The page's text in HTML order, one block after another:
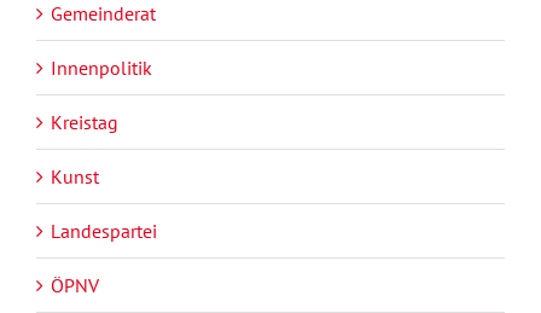
Gemeinderat
Innenpolitik
Kreistag
Kunst
Landespartei
ÖPNV